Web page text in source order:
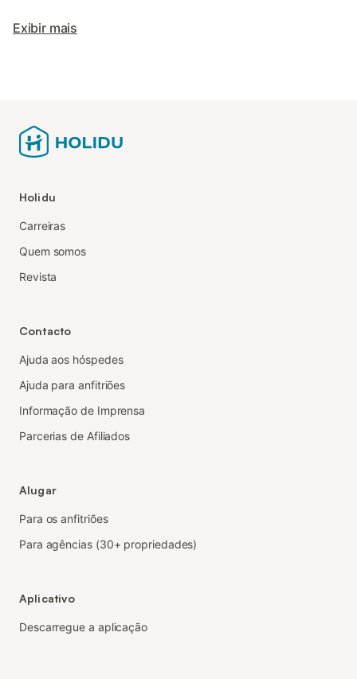
Exibir mais
Holidu
Carreiras
Quem somos
Revista
Contacto
Ajuda aos hóspedes
Ajuda para anfitriões
Informação de Imprensa
Parcerias de Afiliados
Alugar
Para os anfitriões
Para agências (30+ propriedades)
Aplicativo
Descarregue a aplicação